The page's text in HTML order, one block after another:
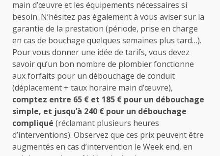
main d’œuvre et les équipements nécessaires si
besoin. N’hésitez pas également à vous aviser sur la
garantie de la prestation (période, prise en charge
en cas de bouchage quelques semaines plus tard…).
Pour vous donner une idée de tarifs, vous devez
savoir qu’un bon nombre de plombier fonctionne
aux forfaits pour un débouchage de conduit
(déplacement + taux horaire main d’œuvre),
comptez entre 65 € et 185 € pour un débouchage
simple, et jusqu’à 240 € pour un débouchage
compliqué (réclamant plusieurs heures
d’interventions). Observez que ces prix peuvent être
augmentés en cas d’intervention le Week end, en